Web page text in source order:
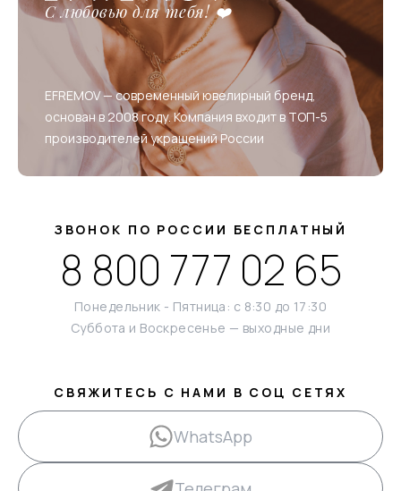
С любовью для тебя! ❤️
EFREMOV — современный ювелирный бренд,
основан в 2008 году. Компания входит в ТОП-5
производителей украшений России
ЗВОНОК ПО РОССИИ БЕСПЛАТНЫЙ
8 800 777 02 65
Понедельник - Пятница: с 8:30 до 17:30
Суббота и Воскресенье — выходные дни
СВЯЖИТЕСЬ С НАМИ В СОЦ СЕТЯХ
WhatsApp